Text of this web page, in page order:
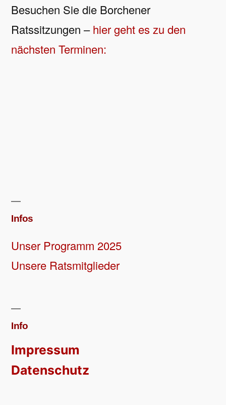
Besuchen Sie die Borchener
Ratssitzungen –hier geht es zu den
nächsten Terminen:
Infos
Unser Programm 2025
Unsere Ratsmitglieder
Info
Impressum
Datenschutz